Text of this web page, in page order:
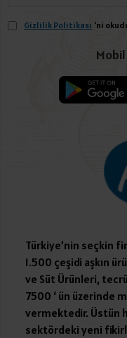
Gizlilik Politikası 'ni
Türkiye’nin seçkin
1.500 çeşidi aşkın
ve Süt Ürünleri,
7500 ‘ ün üzerinde
vermektedir. Üstün
sektördeki yeni